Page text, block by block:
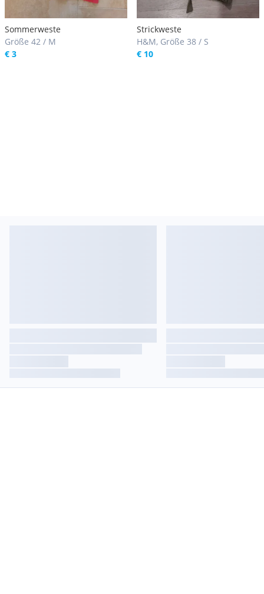
Sommerweste
Größe 42 / M
€ 3
Strickweste
H&M, Größe 38 / S
€ 10